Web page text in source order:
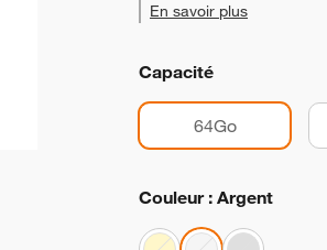
En savoir plus
Capacité
64Go
Couleur : Argent